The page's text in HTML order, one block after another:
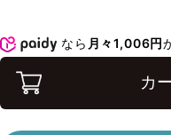
なら 月々1,006円
カ